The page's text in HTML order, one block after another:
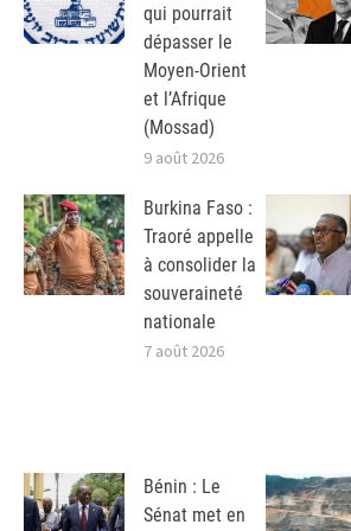
qui pourrait
dépasser le
Moyen-Orient
et l’Afrique
(Mossad)
9 août 2026
Burkina Faso :
Traoré appelle
à consolider la
souveraineté
nationale
7 août 2026
Bénin : Le
Sénat met en